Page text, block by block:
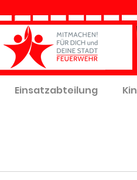
Einsatzabteilung